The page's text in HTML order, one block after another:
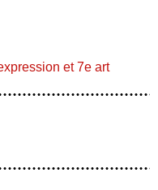
et 7e art